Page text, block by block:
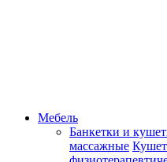
Мебель
Банкетки и
массажные